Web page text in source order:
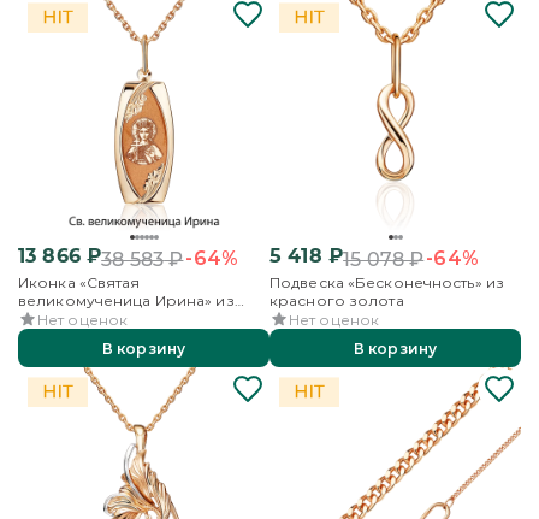
13 866₽38 583₽-64%
Иконка «Святая
великомученица Ирина» из
красного золота
Нет оценок
В корзину
5 418 ₽15 078₽-64%
Подвеска «Бесконечность» из
красного золота
Нет оценок
В корзину